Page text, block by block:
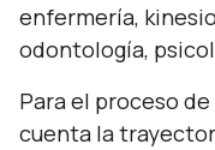
enfermería,
odontología,
Para el proceso
cuenta la